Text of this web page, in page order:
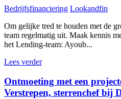
Bedrijfsfinanciering Lookandfin
Om gelijke tred te houden met de
team regelmatig uit. Maak kennis
het Lending-team: Ayoub...
Lees verder
Ontmoeting met een
Verstrepen, sterrenchef bij